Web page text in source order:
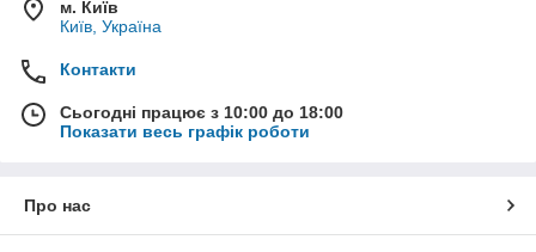
м. Київ
Київ, Україна
Контакти
Сьогодні працює з 10:00 до 18:00
Показати весь графік роботи
Про нас